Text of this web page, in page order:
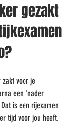
gezakt
zakt voor je
een 'nader
is een rijexamen
tijd voor jou heeft.